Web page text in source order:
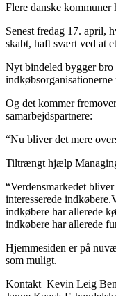
Flere danske
Senest fredag 17. april,
skabt, haft svært ved at
Nyt bindeled bygger bro
Og det kommer
samarbejdspartnere:
“Nu bliver det mere
Tiltrængt hjælp
“Verdensmarkedet
interesserede
indkøbere har allerede
indkøbere har allerede
Hjemmesiden er på
som muligt.
Kontakt Kevin Leig